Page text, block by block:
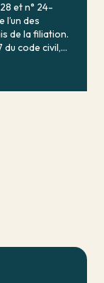
et n° 24-
des
de la filiation.
code civil,